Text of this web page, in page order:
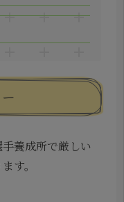
養成所で厳しい
す。